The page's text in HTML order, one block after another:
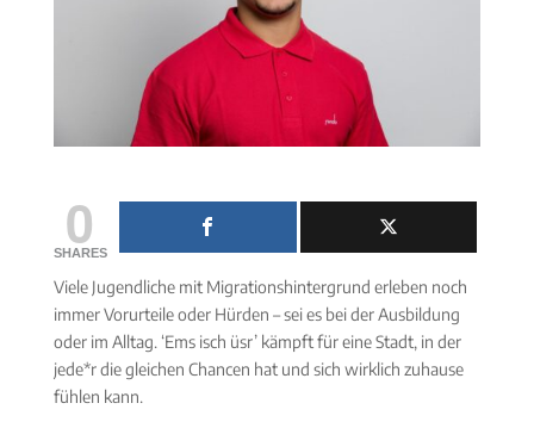
0
SHARES
Viele Jugendliche mit Migrationshintergrund erleben noch
immer Vorurteile oder Hürden – sei es bei der Ausbildung
oder im Alltag. ‘Ems isch üsr’ kämpft für eine Stadt, in der
jede*r die gleichen Chancen hat und sich wirklich zuhause
fühlen kann.